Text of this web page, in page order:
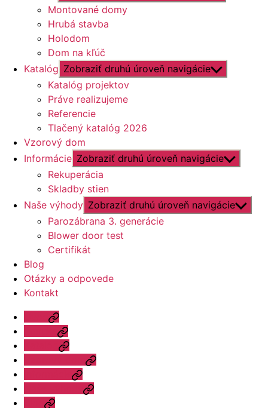
Montované domy
Hrubá stavba
Holodom
Dom na kľúč
Katalóg Zobraziť druhú úroveň navigácie
Katalóg projektov
Práve realizujeme
Referencie
Tlačený katalóg 2026
Vzorový dom
Informácie Zobraziť druhú úroveň navigácie
Rekuperácia
Skladby stien
Naše výhody Zobraziť druhú úroveň navigácie
Parozábrana 3. generácie
Blower door test
Certifikát
Blog
Otázky a odpovede
Kontakt